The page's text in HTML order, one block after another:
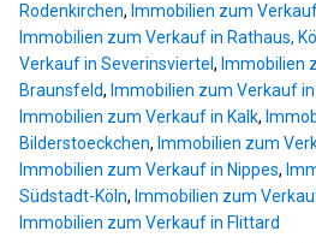
Rodenkirchen, Immobilien zum
Immobilien zum Verkauf in Rathaus,
Verkauf in Severinsviertel , Immobilien
Braunsfeld, Immobilien zum Verkauf
Immobilien zum Verkauf in Kalk,
Bilderstoeckchen, Immobilien zum
Immobilien zum Verkauf in Nippes,
Südstadt-Köln, Immobilien zum
Immobilien zum Verkauf in Flittard